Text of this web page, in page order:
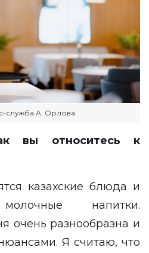
служба А. Орлова
вы относитесь к
казахские блюда и
напитки.
очень разнообразна и
Я считаю, что